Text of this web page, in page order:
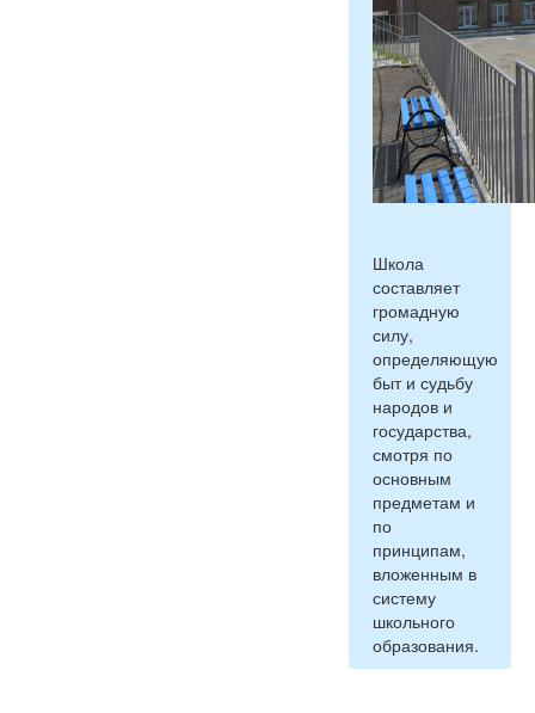
Школа
составляет
громадную
силу,
определяющую
быт и судьбу
народов и
государства,
смотря по
основным
предметам и
по
принципам,
вложенным в
систему
школьного
образования.